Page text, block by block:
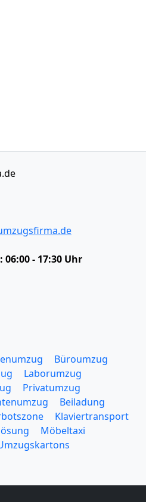
06:00 - 17:30 Uhr
Büroumzug
Laborumzug
Privatumzug
Beiladung
Klaviertransport
Möbeltaxi